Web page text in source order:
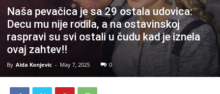
Naša pevačica je sa 29 ostala udovica:
Decu mu nije rodila, a na ostavinskoj
raspravi su svi ostali u čudu kad je iznela
ovaj zahtev!!
By Aida Konjevic - May 7, 2025 0